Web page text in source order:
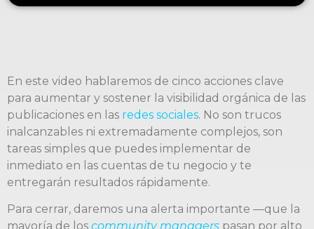
En este video hablaremos de cinco acciones clave
para aumentar y sostener la visibilidad orgánica de las
publicaciones en las redes sociales. No son trucos
inalcanzables ni extremadamente complejos, son
tareas simples que puedes implementar de
inmediato en las cuentas de tu negocio y te
entregarán resultados rápidamente.
Para cerrar, daremos una alerta importante —que la
mayoría de los community managers pasan por alto